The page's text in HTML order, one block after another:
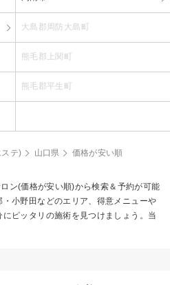
大島郡周防大島町
熊毛郡上関町
熊毛郡平生町
テ) 山口県 価格が安い順
ン(価格が安い順)から検索＆予約が可能
小野田などのエリア、得意メニューや
ピッタリの施術を見つけましょう。当